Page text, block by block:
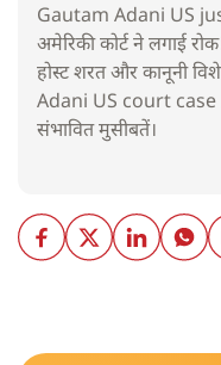
Gautam Adani US
अमेरिकी कोर्ट ने लगाई
होस्ट शरत और कानूनी
Adani US court
संभावित मुसीबतें।